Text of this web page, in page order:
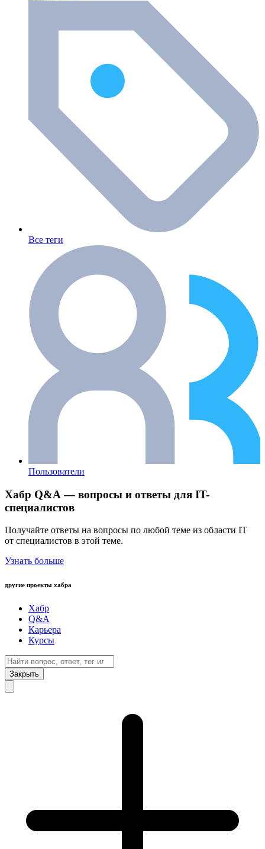
Все теги
Пользователи
Хабр Q&A — вопросы и ответы для IT-
специалистов
Получайте ответы на вопросы по любой теме из области IT
от специалистов в этой теме.
Узнать больше
другие проекты хабра
Хабр
Q&A
Карьера
Курсы
Закрыть